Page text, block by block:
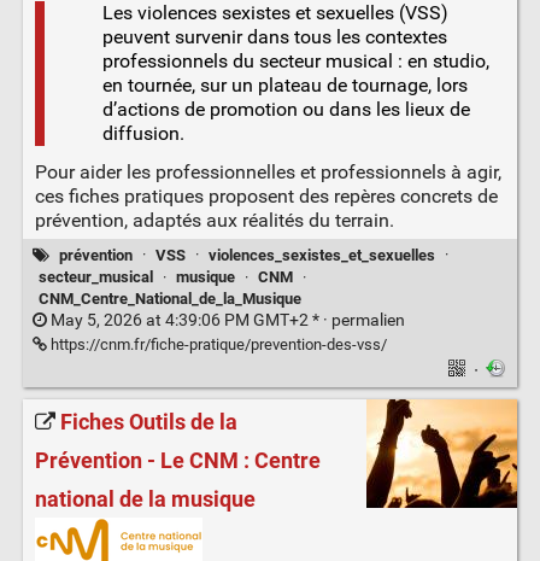
Les violences sexistes et sexuelles (VSS)
peuvent survenir dans tous les contextes
professionnels du secteur musical : en studio,
en tournée, sur un plateau de tournage, lors
d’actions de promotion ou dans les lieux de
diffusion.
Pour aider les professionnelles et professionnels à agir,
ces fiches pratiques proposent des repères concrets de
prévention, adaptés aux réalités du terrain.
prévention · VSS · violences_sexistes_et_sexuelles
·
secteur_musical
· musique · CNM ·
CNM_Centre_National_de_la_Musique
May 5, 2026 at 4:39:06 PM GMT+2 * · permalien
https://cnm.fr/fiche-pratique/prevention-des-vss/
·
Fiches Outils de la
Prévention - Le CNM : Centre
national de la musique